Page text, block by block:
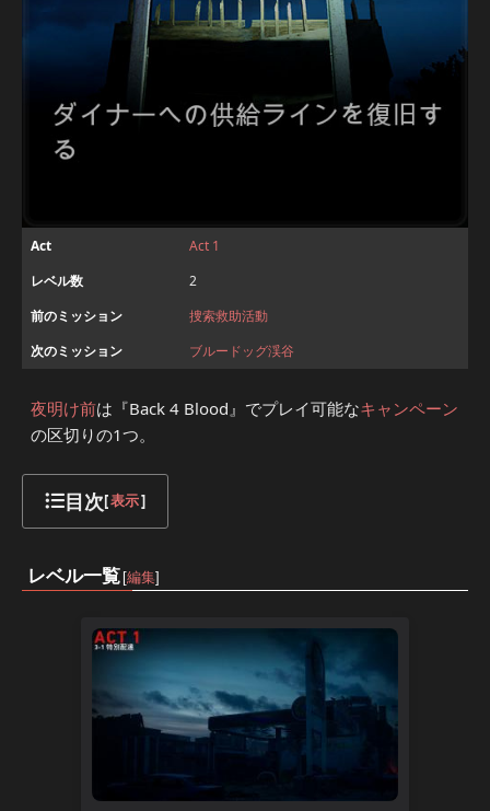
Act
Act 1
レベル数
2
前のミッション
捜索救助活動
次のミッション
ブルードッグ渓谷
夜明け前は『Back 4 Blood』でプレイ可能なキャンペーン
の区切りの1つ。
目次[表示]
レベル一覧 [編集]